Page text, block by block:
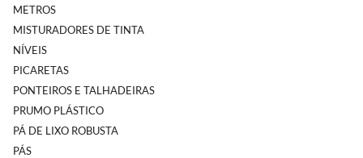
METROS
MISTURADORES DE TINTA
NÍVEIS
PICARETAS
PONTEIROS E TALHADEIRAS
PRUMO PLÁSTICO
PÁ DE LIXO ROBUSTA
PÁS